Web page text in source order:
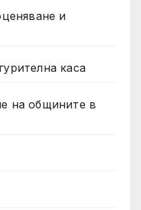
и
каса
на общините в